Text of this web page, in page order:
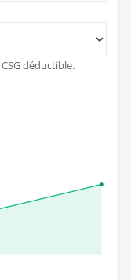
déductible.